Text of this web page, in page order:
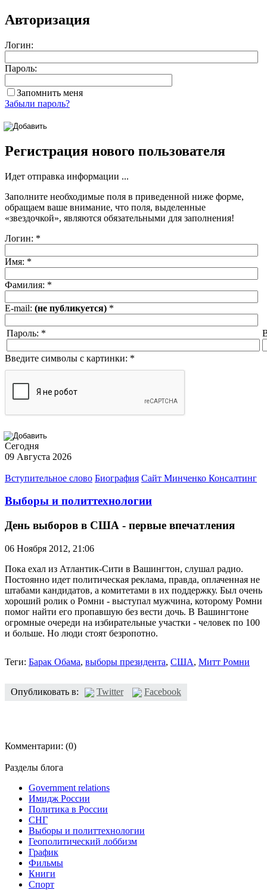
Авторизация
Логин:
Пароль:
Запомнить меня
Забыли пароль?
Регистрация нового пользователя
Идет отправка информации ...
Заполните необходимые поля в приведенной ниже форме,
обращаем ваше внимание, что поля, выделенные
«звездочкой», являются обязательными для заполнения!
Логин: *
Имя: *
Фамилия: *
E-mail: (не публикуется) *
Пароль: *
Введите символы с картинки: *
Сегодня
09 Августа 2026
Вступительное слово Биография Сайт Минченко Консалтинг
Выборы и политтехнологии
День выборов в США - первые впечатления
06 Ноября 2012, 21:06
Пока ехал из Атлантик-Сити в Вашингтон, слушал радио.
Постоянно идет политическая реклама, правда, оплаченная не
штабами кандидатов, а комитетами в их поддержку. Был очень
хороший ролик о Ромни - выступал мужчина, которому Ромни
помог найти его пропавшую без вести дочь. В Вашингтоне
огромные очереди на избирательные участки - человек по 100
и больше. Но люди стоят безропотно.
Теги: Барак Обама, выборы президента, США, Митт Ромни
Опубликовать в: Twitter Facebook
Комментарии: (0)
Разделы блога
Government relations
Имидж России
Политика в России
СНГ
Выборы и политтехнологии
Геополитический лоббизм
График
Фильмы
Книги
Спорт